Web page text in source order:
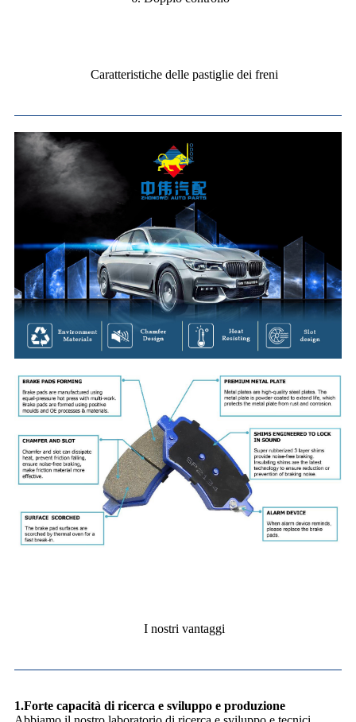
Caratteristiche delle pastiglie dei freni
I nostri vantaggi
1.Forte capacità di ricerca e sviluppo e produzione